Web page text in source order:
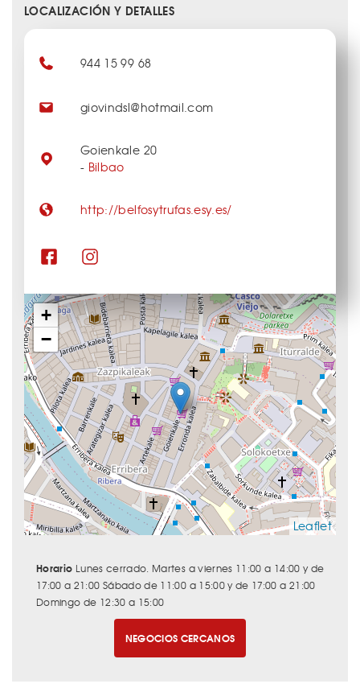
LOCALIZACIÓN Y DETALLES
+
−
Leaflet
944 15 99 68
giovindsl@hotmail.com
Goienkale 20
- Bilbao
http://belfosytrufas.esy.es/
Horario Lunes cerrado. Martes a viernes 11:00 a 14:00 y de
17:00 a 21:00 Sábado de 11:00 a 15:00 y de 17:00 a 21:00
Domingo de 12:30 a 15:00
NEGOCIOS CERCANOS